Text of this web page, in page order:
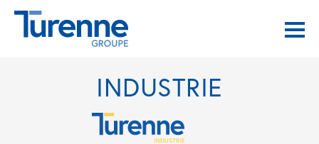
INDUSTRIE